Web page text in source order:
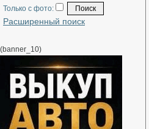
Только с фото:
Расширенный поиск
(banner_10)